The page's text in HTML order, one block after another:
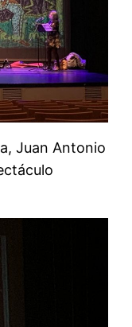
Juan Antonio